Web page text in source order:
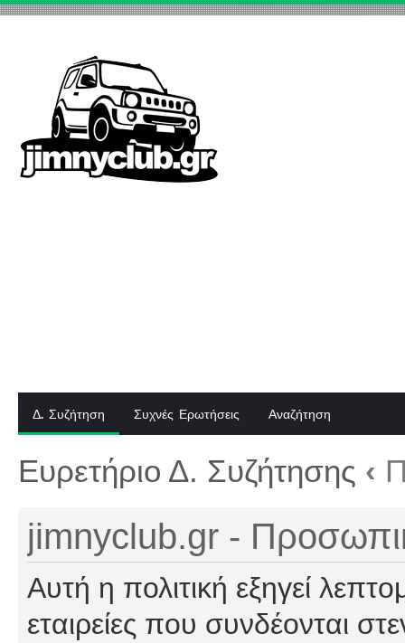
Δ. Συζήτηση Συχνές Ερωτήσεις Αναζήτηση
Ευρετήριο Δ. Συζήτησης ‹
jimnyclub.gr -
Αυτή η πολιτική εξηγεί
εταιρείες που συνδέονται